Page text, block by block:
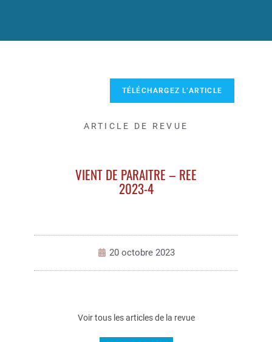
TÉLÉCHARGEZ L’ARTICLE
ARTICLE DE REVUE
VIENT DE PARAITRE – REE
2023-4
20 octobre 2023
Voir tous les articles de la revue